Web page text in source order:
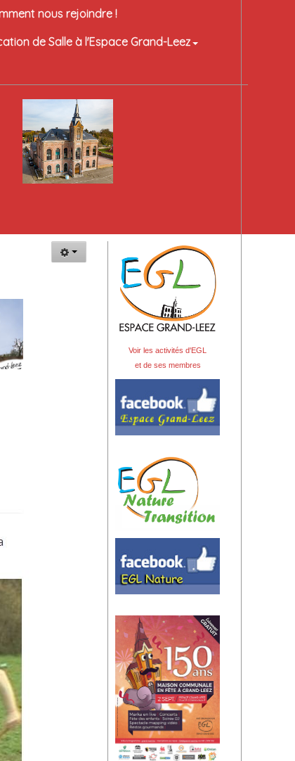
nous rejoindre !
de Salle à l'Espace Grand-Leez
Voir les activités d'EGL
et de ses membres